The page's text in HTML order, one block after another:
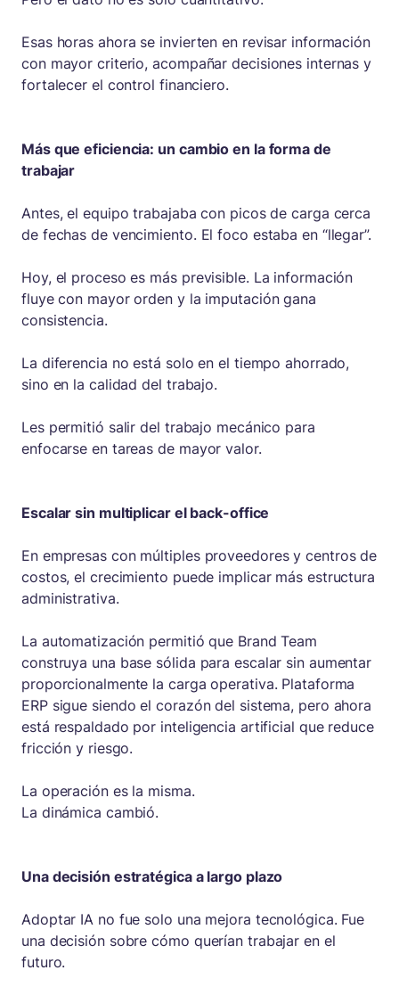
Esas horas ahora se invierten en revisar información
con mayor criterio, acompañar decisiones internas y
fortalecer el control financiero.
Más que eficiencia: un cambio en la forma de
trabajar
Antes, el equipo trabajaba con picos de carga cerca
de fechas de vencimiento. El foco estaba en “llegar”.
Hoy, el proceso es más previsible. La información
fluye con mayor orden y la imputación gana
consistencia.
La diferencia no está solo en el tiempo ahorrado,
sino en la calidad del trabajo.
Les permitió salir del trabajo mecánico para
enfocarse en tareas de mayor valor.
Escalar sin multiplicar el back-office
En empresas con múltiples proveedores y centros de
costos, el crecimiento puede implicar más estructura
administrativa.
La automatización permitió que Brand Team
construya una base sólida para escalar sin aumentar
proporcionalmente la carga operativa. Plataforma
ERP sigue siendo el corazón del sistema, pero ahora
está respaldado por inteligencia artificial que reduce
fricción y riesgo.
La operación es la misma.
La dinámica cambió.
Una decisión estratégica a largo plazo
Adoptar IA no fue solo una mejora tecnológica. Fue
una decisión sobre cómo querían trabajar en el
futuro.